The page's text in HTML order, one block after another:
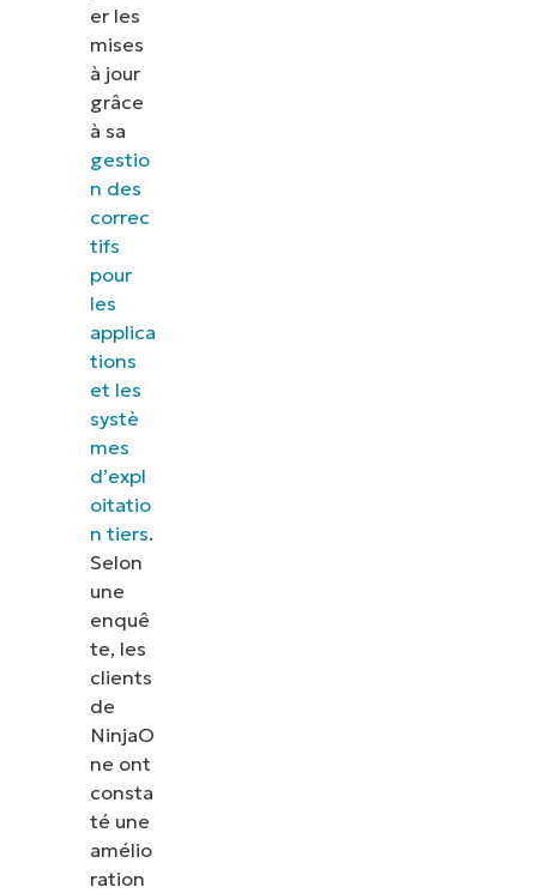
er les
mises
à jour
grâce
à sa
gestio
n des
correc
tifs
pour
les
applica
tions
et les
systè
mes
d’expl
oitatio
n tiers.
Selon
une
enquê
te, les
clients
de
NinjaO
ne ont
consta
té une
amélio
ration